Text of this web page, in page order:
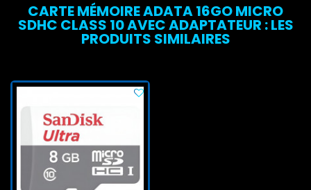
CARTE MÉMOIRE ADATA 16GO MICRO
SDHC CLASS 10 AVEC ADAPTATEUR : LES
PRODUITS SIMILAIRES